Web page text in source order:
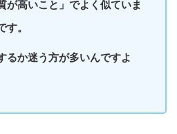
が高いこと」でよく似ていま
。
るか迷う方が多いんですよ